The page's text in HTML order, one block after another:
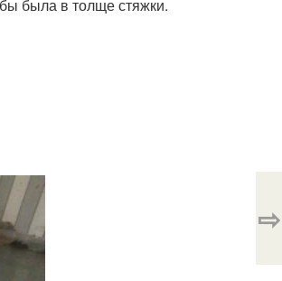
была в толще стяжки.
⇨